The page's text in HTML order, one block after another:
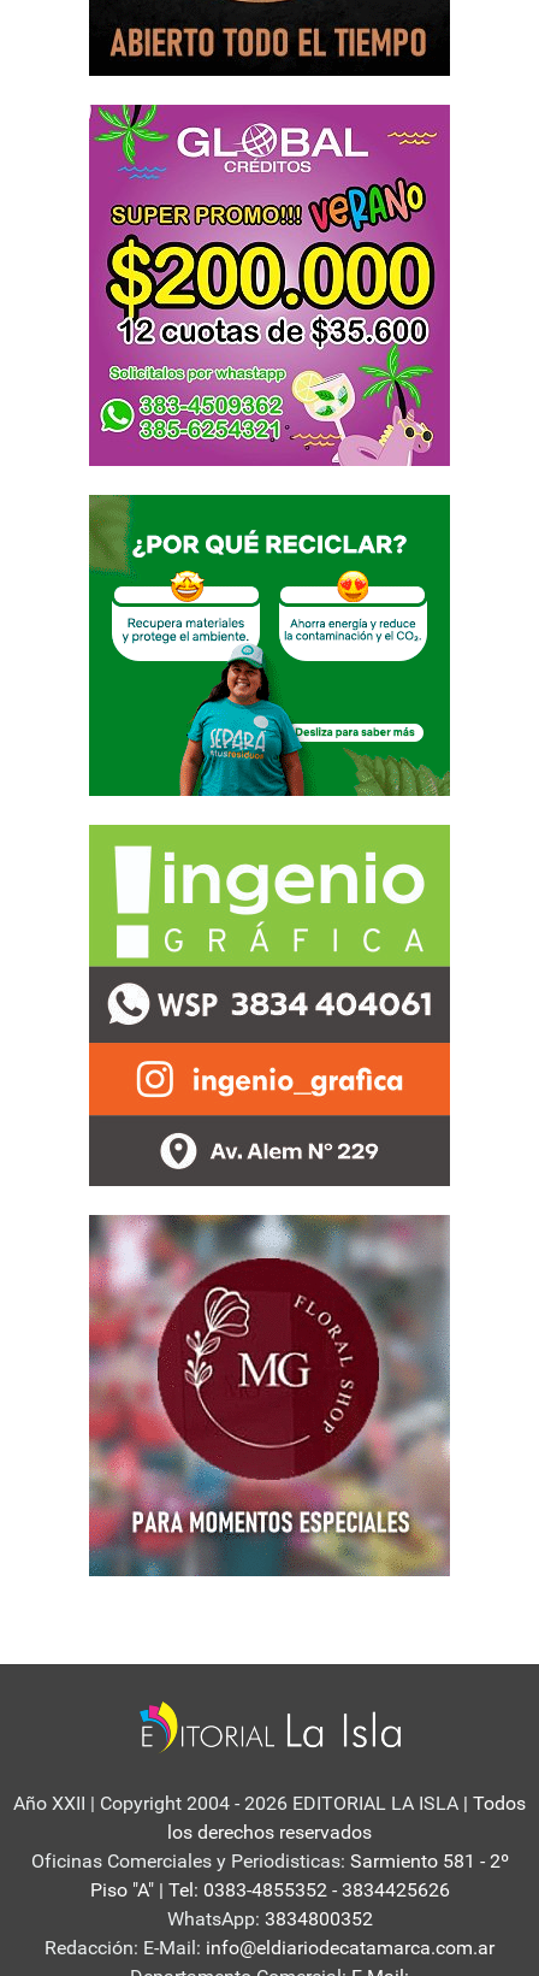
Año XXII | Copyright 2004 - 2026 EDITORIAL LA ISLA | Todos
los derechos reservados
Oficinas Comerciales y Periodisticas: Sarmiento 581 - 2º
Piso "A" | Tel: 0383-4855352 - 3834425626
WhatsApp: 3834800352
Redacción: E-Mail: info@eldiariodecatamarca.com.ar